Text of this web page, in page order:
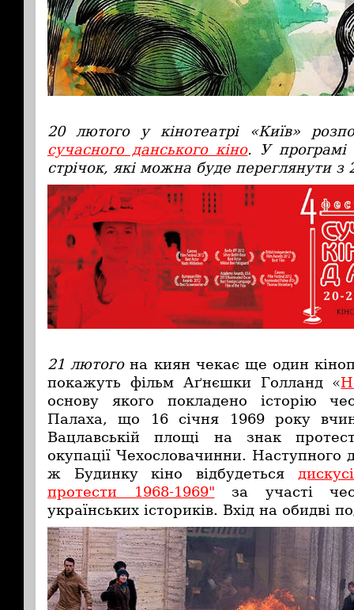
20 лютого у кінотеатрі «Київ»
сучасного данського кіно. У програмі
стрічок, які можна буде переглянути
21 лютогона киян чекає ще один
покажуть фільм Аґнєшки Голланд «
основу якого покладено історію
Палаха, що 16 січня 1969 року
Вацлавській площі на знак
окупації Чехословачинни. Наступного
ж Будинку кіно відбудеться
протести 1968-1969" за участі
українських істориків. Вхід на обидві